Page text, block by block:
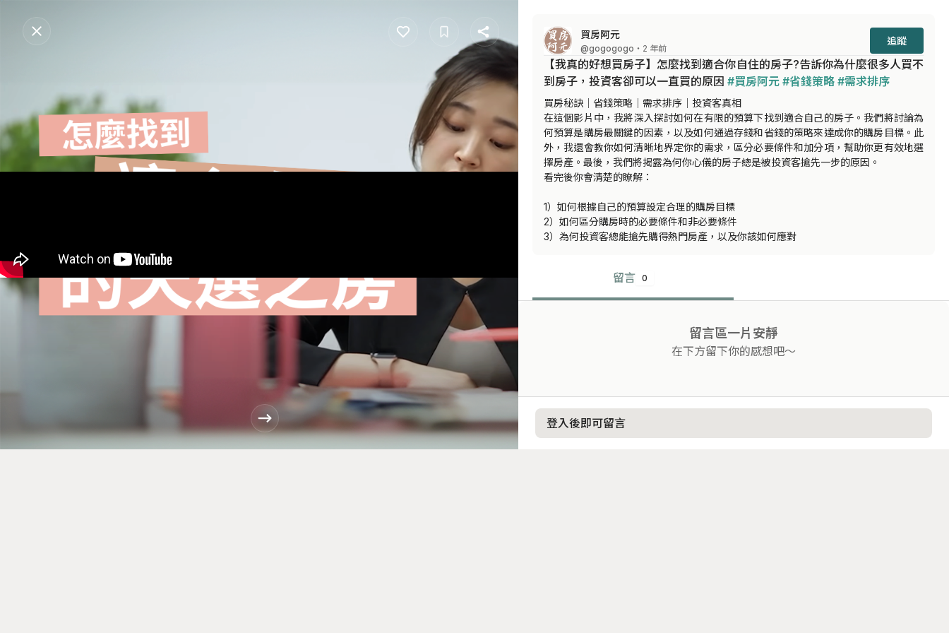
買房阿元
@gogogogo ・2 年前
追蹤
【我真的好想買房子】怎麼找到適合你自住的房子?告訴你為什麼很多人買不
到房子，投資客卻可以一直買的原因 #買房阿元 #省錢策略 #需求排序
買房秘訣｜省錢策略｜需求排序｜投資客真相
在這個影片中，我將深入探討如何在有限的預算下找到適合自己的房子。我們將討論為
何預算是購房最關鍵的因素，以及如何通過存錢和省錢的策略來達成你的購房目標。此
外，我還會教你如何清晰地界定你的需求，區分必要條件和加分項，幫助你更有效地選
擇房產。最後，我們將揭露為何你心儀的房子總是被投資客搶先一步的原因。
看完後你會清楚的瞭解：
1）如何根據自己的預算設定合理的購房目標
2）如何區分購房時的必要條件和非必要條件
3）為何投資客總能搶先購得熱門房產，以及你該如何應對
留言 0
留言區一片安靜
在下方留下你的感想吧～
登入後即可留言